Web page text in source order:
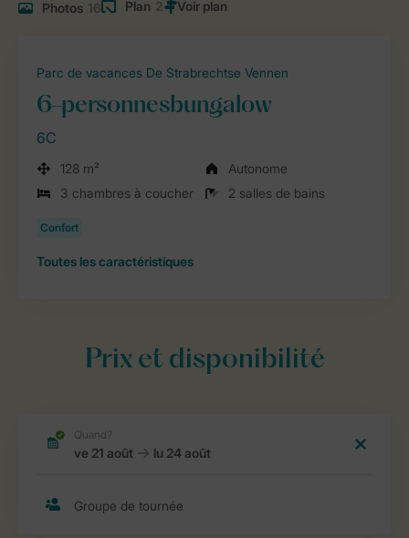
Photos 16 Plan 2
Parc de vacances De Strabrechtse Vennen
6-personnesbungalow
6C
128 m²
Autonome
3 chambres à coucher
2 salles de bains
Toutes les caractéristiques
Prix et disponibilité